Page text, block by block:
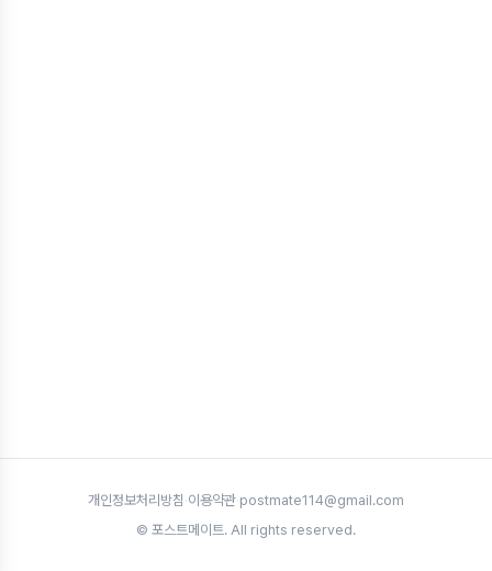
개인정보처리방침 ·이용약관·postmate114@gmail.com
© 포스트메이트. All rights reserved.